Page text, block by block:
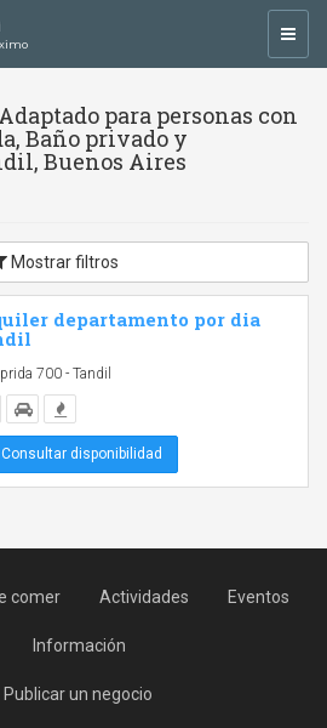
para personas con
Baño privado y
Buenos Aires
Mostrar filtros
departamento por dia
700 - Tandil
Consultar disponibilidad
comer Actividades Eventos
Información
Publicar un negocio